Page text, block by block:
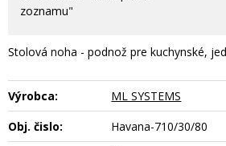
zoznamu"
Stolová noha - podnož pre kuchynské,
Výrobca:
ML SYSTEMS
Obj. čislo:
Havana-710/30/80